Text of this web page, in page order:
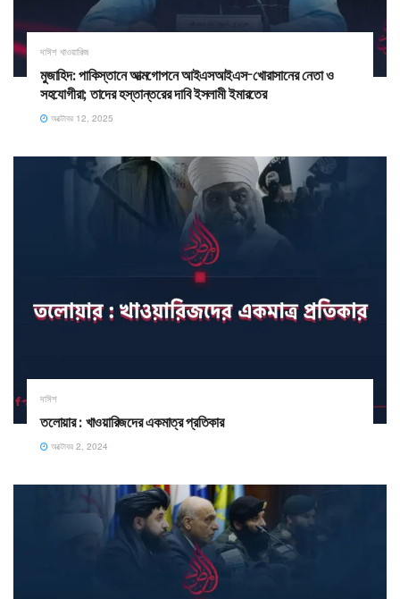
দাঈশ খাওয়ারিজ
মুজাহিদ: পাকিস্তানে আত্মগোপনে আইএসআইএস-খোরাসানের নেতা ও
সহযোগীরা; তাদের হস্তান্তরের দাবি ইসলামী ইমারতের
অক্টোবর 12, 2025
দাঈশ
তলোয়ার : খাওয়ারিজদের একমাত্র প্রতিকার
অক্টোবর 2, 2024